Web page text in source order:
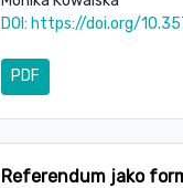
DOI: https://doi.org/
PDF
Referendum jako